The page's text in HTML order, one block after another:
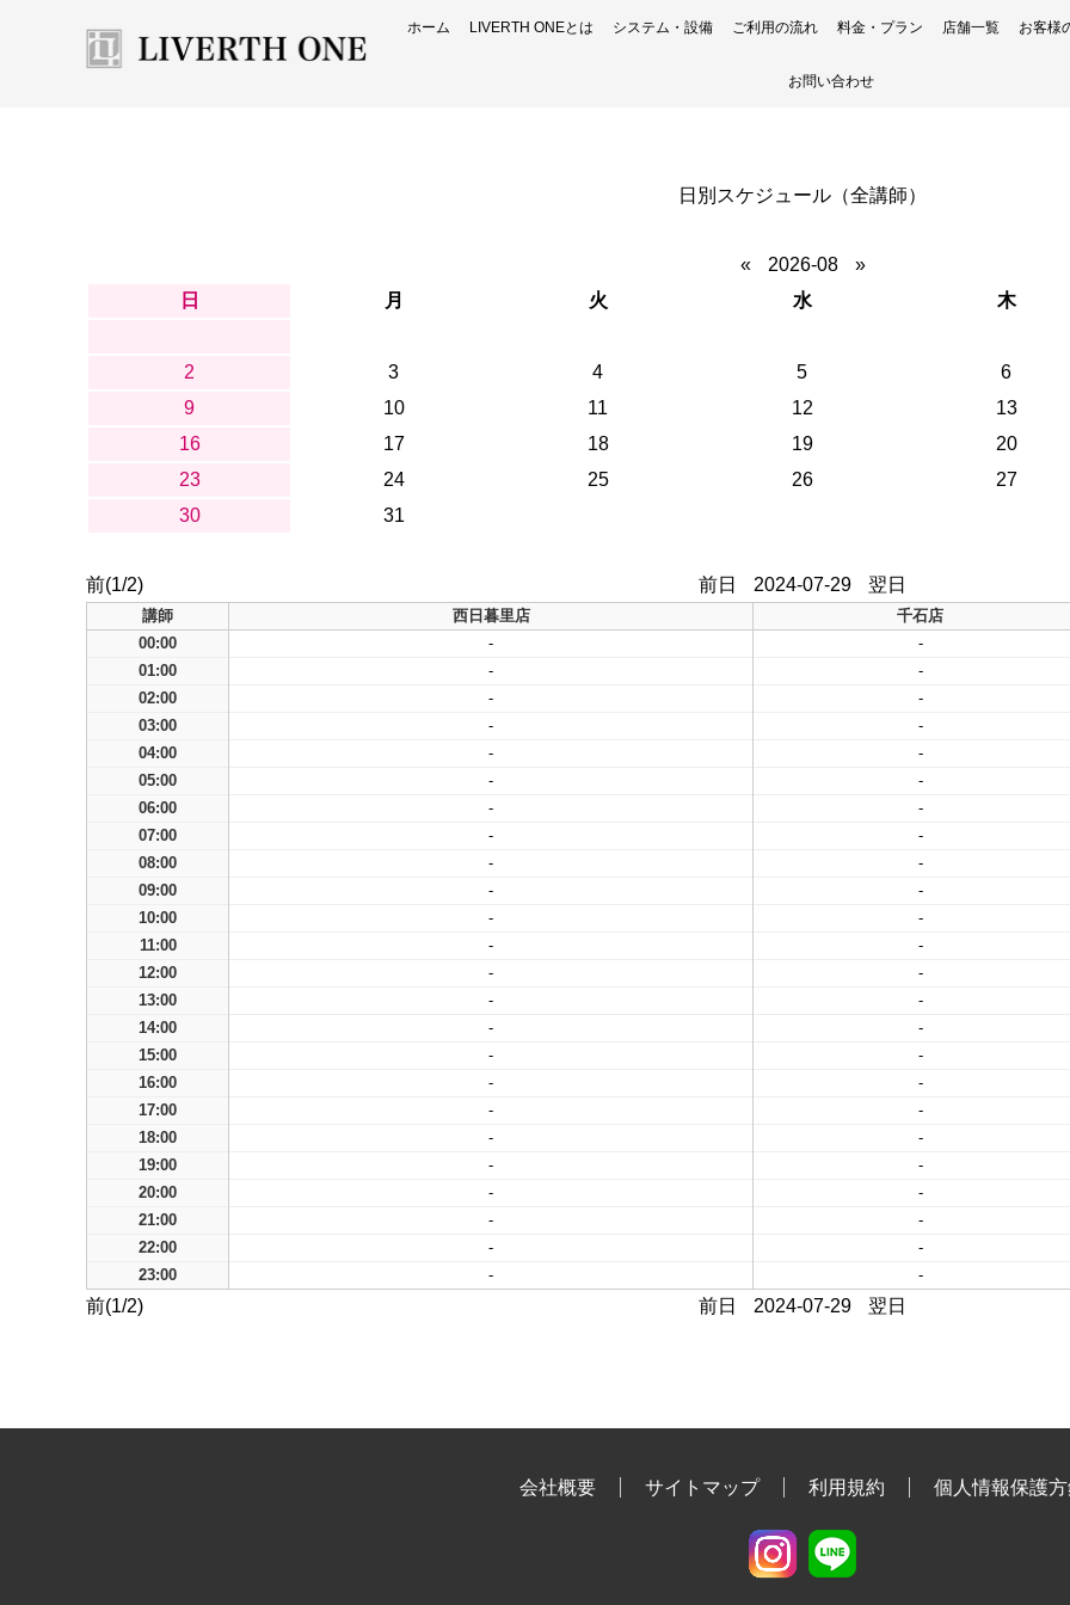
ホーム LIVERTH ONEとは システム・設備 ご利用の流れ 料金・プラン 店舗一覧 お客様
お問い合わせ
日別スケジュール（全講師）
« 2026-08
»
日
月 火 水 木
2
3 4 5 6
9
10 11 12 13
16
17 18 19 20
23
24 25 26 27
30
31
前(1/2) 前日 2024-07-29 翌日
講師 西日暮里店 千石店
00:00
- -
01:00
- -
02:00
- -
03:00
- -
04:00
- -
05:00
- -
06:00
- -
07:00
- -
08:00
- -
09:00
- -
10:00
- -
11:00
- -
12:00
- -
13:00
- -
14:00
- -
15:00
- -
16:00
- -
17:00
- -
18:00
- -
19:00
- -
20:00
- -
21:00
- -
22:00
- -
23:00
- -
前(1/2) 前日 2024-07-29 翌日
会社概要 サイトマップ 利用規約 個人情報保護